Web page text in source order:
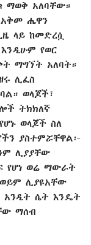
ማወቅ አለባቸው።
ሔዋን
ላይ ከመድረሷ
የወር
ማግኘት አለባት።
ሊፈስ
ወላጆች፣
ትክክለኛ
ወላጆች ስለ
ያስተምሯቸዋል፦
ሊያያቸው
የሆነ ወሬ ማውራት
ሊያዩአቸው
አንዲት ሴት እንዴት
ማሰብ